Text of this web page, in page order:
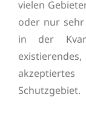
vielen
oder nur
in der
Schutzgebiet.